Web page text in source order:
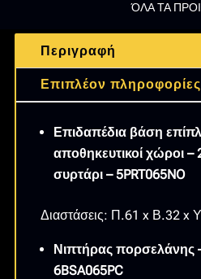
DROP
RITMO
65/NATURAL
OAK
Μ61xΒ32xΥ80CM
ποσότητα
ΌΛΑ ΤΑ
Περιγραφή
Επιπλέον πληροφορίες
Επιδαπέδια βάση
αποθηκευτικοί χώροι –
συρτάρι – 5PRT065NO
Διαστάσεις: Π.61 x Β.32 x
Νιπτήρας πορσελάνης
6BSA065PC